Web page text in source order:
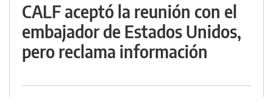
CALF aceptó la reunión con el
embajador de Estados Unidos,
pero reclama información